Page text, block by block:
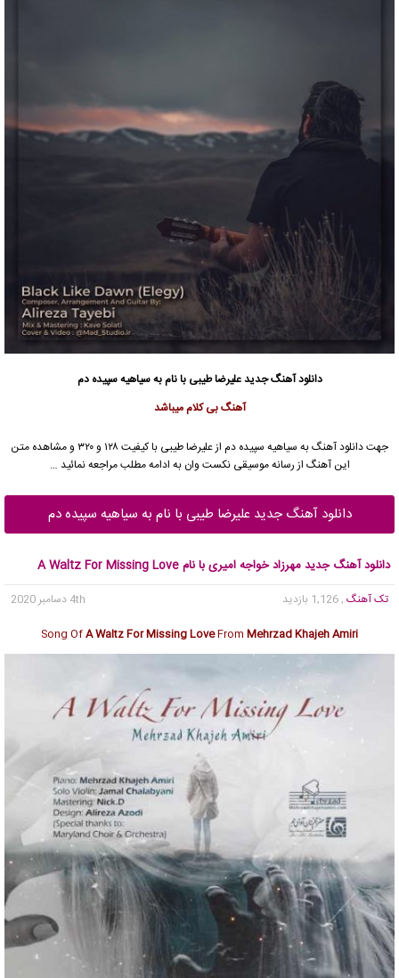
دانلود آهنگ جدیدعلیرضا طیبی با نام به سیاهیه سپیده دم
آهنگ بی کلام میباشد
جهت دانلود آهنگ به سیاهیه سپیده دم از علیرضا طیبی با کیفیت ۱۲۸ و ۳۲۰ و مشاهده متن
این آهنگ از رسانه موسیقی نکست وان به ادامه مطلب مراجعه نمائید …
دانلود آهنگ جدید علیرضا طیبی با نام به سیاهیه سپیده دم
دانلود آهنگ جدید مهرزاد خواجه امیری با نام A Waltz For Missing Love
تک آهنگ , 1,126 بازدید
4th دسامبر 2020
Song OfA Waltz For Missing LoveFrom Mehrzad Khajeh Amiri